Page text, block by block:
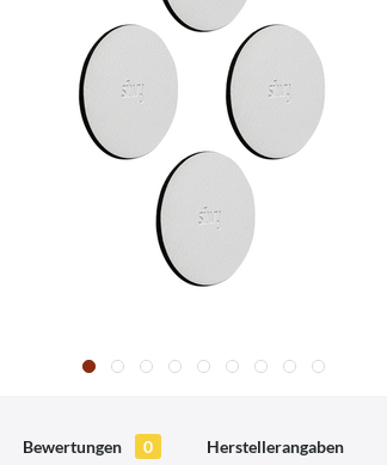
Bewertungen 0 Herstellerangaben